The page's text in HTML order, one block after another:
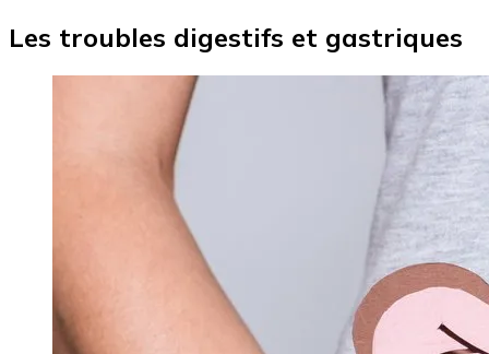
Les troubles digestifs et gastriques